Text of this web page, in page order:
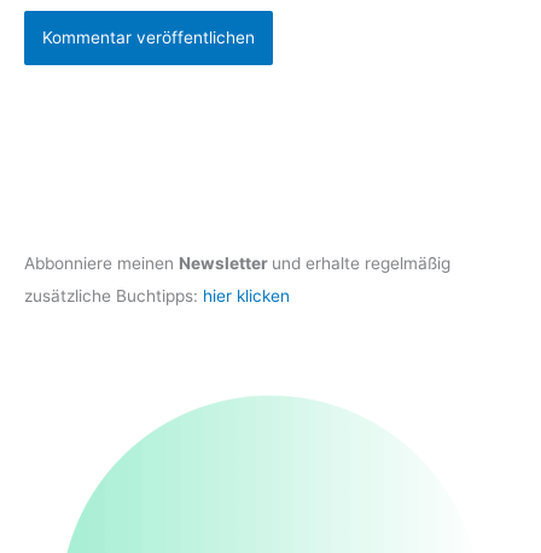
Abbonniere meinen Newsletter und erhalte regelmäßig
zusätzliche Buchtipps: hier klicken